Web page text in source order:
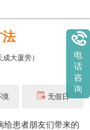
大厦旁）
境 无假日
给患者朋友们带来的
电
话
咨
询